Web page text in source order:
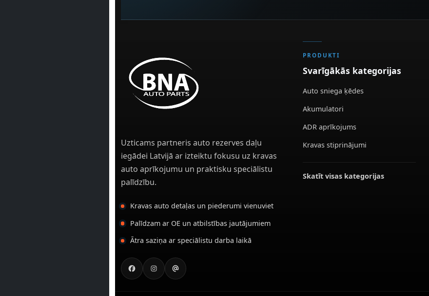
Uzticams partneris auto rezerves daļu
iegādei Latvijā ar izteiktu fokusu uz kravas
auto aprīkojumu un praktisku speciālistu
palīdzību.
Kravas auto detaļas un piederumi vienuviet
Palīdzam ar OE un atbilstības jautājumiem
Ātra saziņa ar speciālistu darba laikā
PRODUKTI
Svarīgākās kategorijas
Auto sniega ķēdes
Akumulatori
ADR aprīkojums
Kravas stiprinājumi
Skatīt visas kategorijas